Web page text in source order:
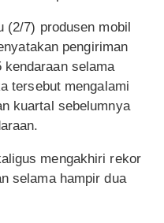
(2/7) produsen mobil
pengiriman
kendaraan selama
tersebut mengalami
kuartal sebelumnya
mengakhiri rekor
selama hampir dua